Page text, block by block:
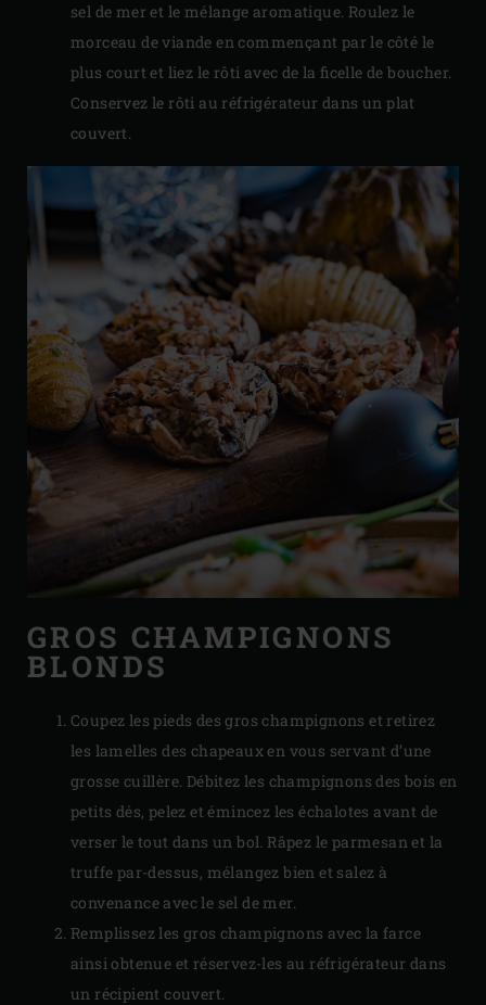
sel de mer et le mélange aromatique. Roulez le
morceau de viande en commençant par le côté le
plus court et liez le rôti avec de la ficelle de boucher.
Conservez le rôti au réfrigérateur dans un plat
couvert.
GROS CHAMPIGNONS
BLONDS
Coupez les pieds des gros champignons et retirez
les lamelles des chapeaux en vous servant d’une
grosse cuillère. Débitez les champignons des bois en
petits dés, pelez et émincez les échalotes avant de
verser le tout dans un bol. Râpez le parmesan et la
truffe par-dessus, mélangez bien et salez à
convenance avec le sel de mer.
Remplissez les gros champignons avec la farce
ainsi obtenue et réservez-les au réfrigérateur dans
un récipient couvert.